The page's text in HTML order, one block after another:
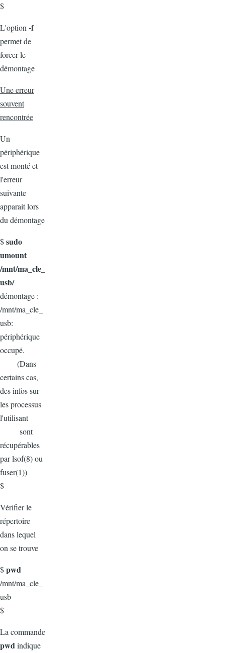
$
L'option -f
permet de
forcer le
démontage
Une erreur
souvent
rencontrée
Un
périphérique
est monté et
l'erreur
suivante
apparait lors
du démontage
$sudo
umount
/mnt/ma_cle_
usb/
démontage :
/mnt/ma_cle_
usb:
périphérique
occupé.
(Dans
certains cas,
des infos sur
les processus
l'utilisant
sont
récupérables
par lsof(8) ou
fuser(1))
$
Vérifier le
répertoire
dans lequel
on se trouve
$pwd
/mnt/ma_cle_
usb
$
La commande
pwdindique